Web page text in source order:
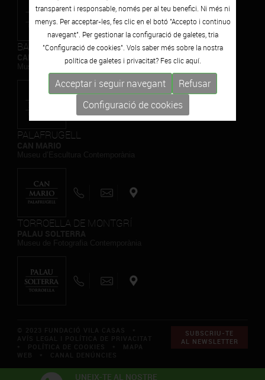
BARCELONA
CAN FRAMIS
Museu de Pintura Contemporània
PALAFRUGELL
TORROELLA DE MONTGRÍ
SUBSCRIU-TE
AL NEWSLETTER
transparent i responsable, només per al teu benefici. Ni més ni
menys. Per acceptar-les, fes clic en el botó "Accepto i continuo
navegant". Per gestionar la configuració de galetes, tria
"Configuració de cookies". Vols saber més sobre la nostra
política de galetes i privacitat? Fes clicaquí.
Acceptar i seguir navegant
Refusar
Configuració de cookies
UNEIX-TE AL NOSTRE